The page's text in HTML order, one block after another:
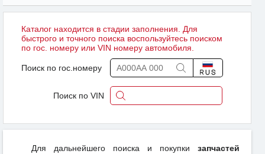
Каталог находится в стадии заполнения. Для
быстрого и точного поиска воспользуйтесь поиском
по гос. номеру или VIN номеру автомобиля.
Поиск по гос.номеру
Поиск по VIN
Для дальнейшего поиска и покупки запчастей